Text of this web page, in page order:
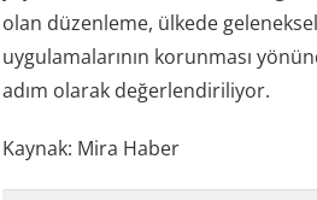
olan düzenleme, ülkede
uygulamalarının korunması
adım olarak değerlendiriliyor.
Kaynak: Mira Haber